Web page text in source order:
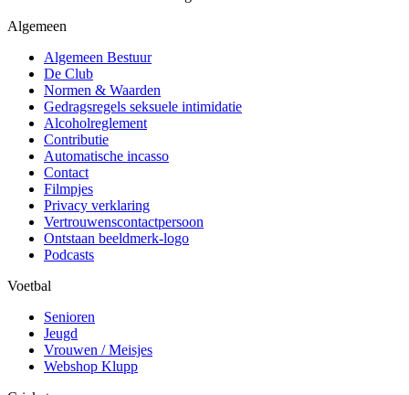
Algemeen
Algemeen Bestuur
De Club
Normen & Waarden
Gedragsregels seksuele intimidatie
Alcoholreglement
Contributie
Automatische incasso
Contact
Filmpjes
Privacy verklaring
Vertrouwenscontactpersoon
Ontstaan beeldmerk-logo
Podcasts
Voetbal
Senioren
Jeugd
Vrouwen / Meisjes
Webshop Klupp